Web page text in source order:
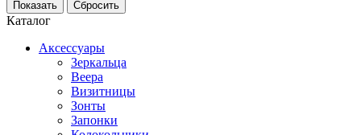
Каталог
Аксессуары
Зеркальца
Веера
Визитницы
Зонты
Запонки